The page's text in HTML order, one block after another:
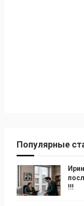
Популярные
!!!